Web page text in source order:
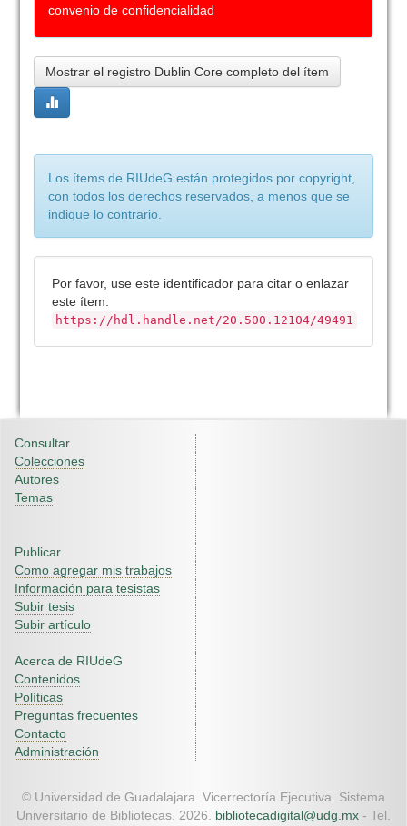
convenio de confidencialidad
Mostrar el registro Dublin Core completo del ítem
Los ítems de RIUdeG están protegidos por copyright,
con todos los derechos reservados, a menos que se
indique lo contrario.
Por favor, use este identificador para citar o enlazar
este ítem:
https://hdl.handle.net/20.500.12104/49491
Consultar
Colecciones
Autores
Temas
Publicar
Como agregar mis trabajos
Información para tesistas
Subir tesis
Subir artículo
Acerca de RIUdeG
Contenidos
Políticas
Preguntas frecuentes
Contacto
Administración
© Universidad de Guadalajara. Vicerrectoría Ejecutiva. Sistema
Universitario de Bibliotecas. 2026. bibliotecadigital@udg.mx - Tel.